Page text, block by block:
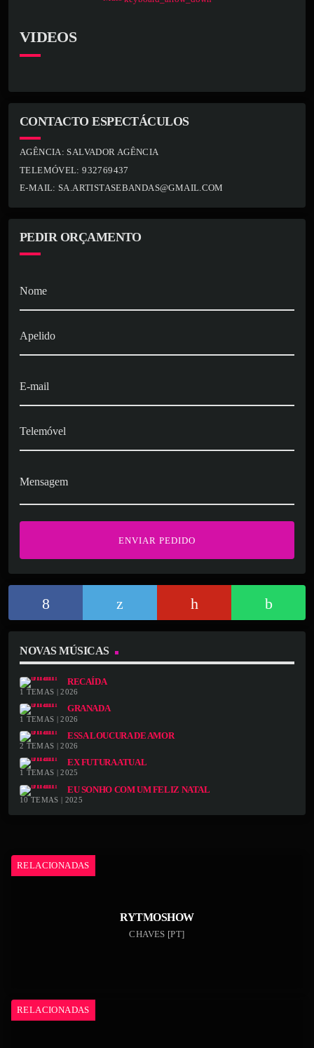
VIDEOS
CONTACTO ESPECTÁCULOS
AGÊNCIA:SALVADOR AGÊNCIA
TELEMÓVEL:932769437
E-MAIL:SA.ARTISTASEBANDAS@GMAIL.COM
PEDIR ORÇAMENTO
Nome
Apelido
E-mail
Telemóvel
Mensagem
NOVAS MÚSICAS
RECAÍDA
1 TEMAS | 2026
GRANADA
1 TEMAS | 2026
ESSA LOUCURA DE AMOR
2 TEMAS | 2026
EX FUTURA ATUAL
1 TEMAS | 2025
EU SONHO COM UM FELIZ NATAL
10 TEMAS | 2025
RELACIONADAS
RYTMOSHOW
CHAVES [PT]
RELACIONADAS